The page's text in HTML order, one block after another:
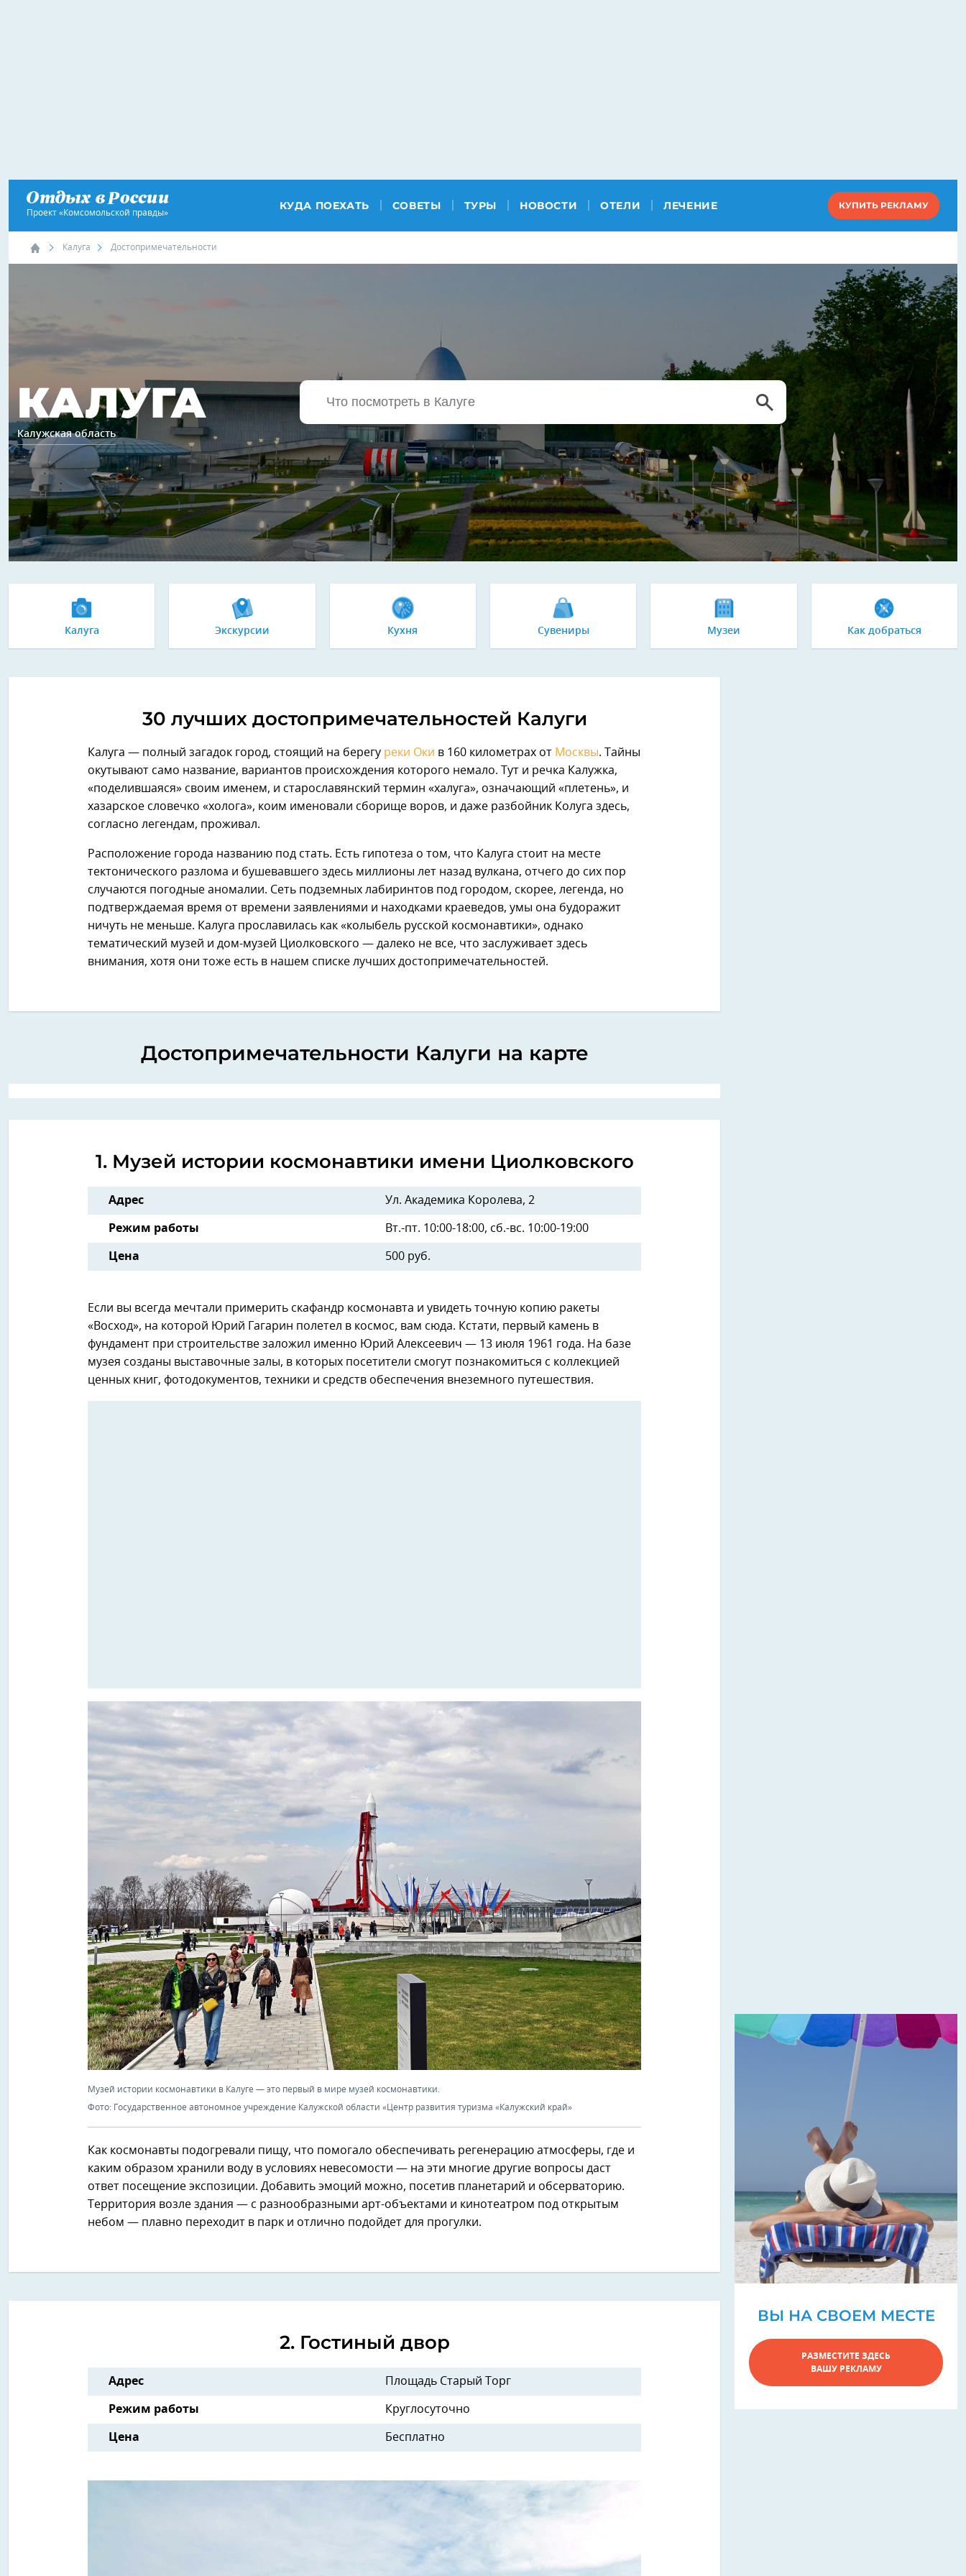
Проект «Комсомольской правды»
КУДА ПОЕХАТЬ СОВЕТЫ ТУРЫ НОВОСТИ ОТЕЛИ ЛЕЧЕНИЕ КУПИТЬ РЕКЛАМУ
Калуга Достопримечательности
КАЛУГА
Калужская область
Калуга Экскурсии Кухня Сувениры Музеи Как добраться
30 лучших достопримечательностей Калуги
Калуга — полный загадок город, стоящий на берегу реки Оки в 160 километрах от Москвы. Тайны
окутывают само название, вариантов происхождения которого немало. Тут и речка Калужка,
«поделившаяся» своим именем, и старославянский термин «халуга», означающий «плетень», и
хазарское словечко «холога», коим именовали сборище воров, и даже разбойник Колуга здесь,
согласно легендам, проживал.
Расположение города названию под стать. Есть гипотеза о том, что Калуга стоит на месте
тектонического разлома и бушевавшего здесь миллионы лет назад вулкана, отчего до сих пор
случаются погодные аномалии. Сеть подземных лабиринтов под городом, скорее, легенда, но
подтверждаемая время от времени заявлениями и находками краеведов, умы она будоражит
ничуть не меньше. Калуга прославилась как «колыбель русской космонавтики», однако
тематический музей и дом-музей Циолковского — далеко не все, что заслуживает здесь
внимания, хотя они тоже есть в нашем списке лучших достопримечательностей.
Достопримечательности Калуги на карте
1. Музей истории космонавтики имени Циолковского
Адрес Ул. Академика Королева, 2
Режим работы Вт.-пт. 10:00-18:00, сб.-вс. 10:00-19:00
Цена 500 руб.
Если вы всегда мечтали примерить скафандр космонавта и увидеть точную копию ракеты
«Восход», на которой Юрий Гагарин полетел в космос, вам сюда. Кстати, первый камень в
фундамент при строительстве заложил именно Юрий Алексеевич — 13 июля 1961 года. На базе
музея созданы выставочные залы, в которых посетители смогут познакомиться с коллекцией
ценных книг, фотодокументов, техники и средств обеспечения внеземного путешествия.
Музей истории космонавтики в Калуге — это первый в мире музей космонавтики.
Фото: Государственное автономное учреждение Калужской области «Центр развития туризма «Калужский край»
Как космонавты подогревали пищу, что помогало обеспечивать регенерацию атмосферы, где и
каким образом хранили воду в условиях невесомости — на эти многие другие вопросы даст
ответ посещение экспозиции. Добавить эмоций можно, посетив планетарий и обсерваторию.
Территория возле здания — с разнообразными арт-объектами и кинотеатром под открытым
небом — плавно переходит в парк и отлично подойдет для прогулки.
2. Гостиный двор
Адрес Площадь Старый Торг
Режим работы Круглосуточно
Цена Бесплатно
ВЫ НА СВОЕМ МЕСТЕ
РАЗМЕСТИТЕ ЗДЕСЬ
ВАШУ РЕКЛАМУ